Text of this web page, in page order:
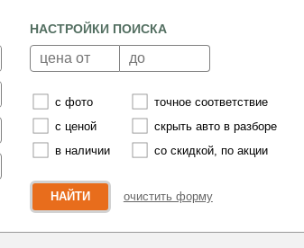
НАСТРОЙКИ ПОИСКА
с фото
точное соответствие
с ценой
скрыть авто в разборе
в наличии
со скидкой, по акции
НАЙТИ очистить форму